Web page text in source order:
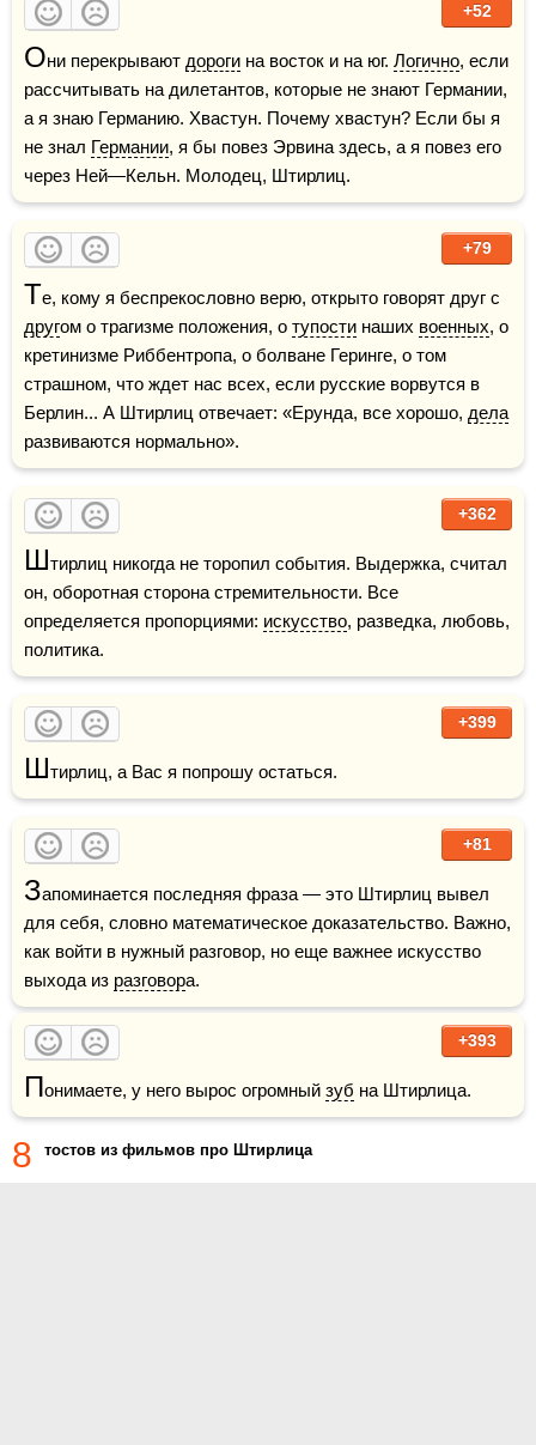
+52
Они перекрывают дороги на восток и на юг. Логично, если
рассчитывать на дилетантов, которые не знают Германии,
а я знаю Германию. Хвастун. Почему хвастун? Если бы я
не знал Германии, я бы повез Эрвина здесь, а я повез его
через Ней—Кельн. Молодец, Штирлиц.
+79
Т
другом о трагизме положения, о тупости наших военных, о
кретинизме Риббентропа, о болване Геринге, о том
страшном, что ждет нас всех, если русские ворвутся в
Берлин... А Штирлиц отвечает: «Ерунда, все хорошо, дела
развиваются нормально».
+362
Штирлиц никогда не торопил события. Выдержка, считал
он, оборотная сторона стремительности. Все
определяется пропорциями: искусство, разведка, любовь,
политика.
+399
Штирлиц, а Вас я попрошу остаться.
+81
Запоминается последняя фраза — это Штирлиц вывел
для себя, словно математическое доказательство. Важно,
как войти в нужный разговор, но еще важнее искусство
выхода из разговора.
+393
Понимаете, у него вырос огромный зуб на Штирлица.
8 тостов из фильмов про Штирлица